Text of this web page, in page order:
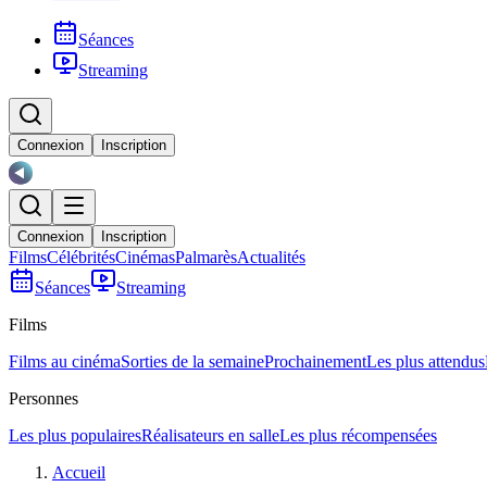
Séances
Streaming
Connexion Inscription
Connexion Inscription
FilmsCélébritésCinémasPalmarèsActualités
Séances
Streaming
Films
Films au cinémaSorties de la semaineProchainementLes plus attendus
Personnes
Les plus populairesRéalisateurs en salleLes plus récompensées
Accueil